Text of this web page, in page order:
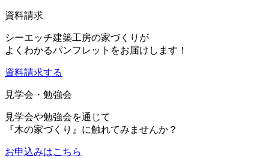
資料請求
シーエッチ建築工房の家づくりが
よくわかるパンフレットをお届けします！
資料請求する
見学会・勉強会
見学会や勉強会を通じて
『木の家づくり』に触れてみませんか？
お申込みはこちら